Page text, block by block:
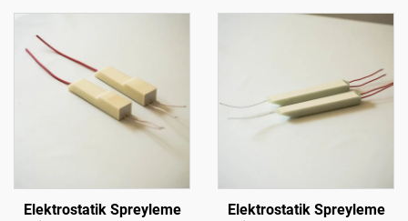
Elektrostatik Spreyleme
Elektrostatik Spreyleme